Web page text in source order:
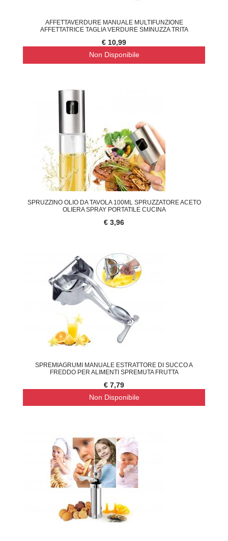
AFFETTAVERDURE MANUALE MULTIFUNZIONE
AFFETTATRICE TAGLIA VERDURE SMINUZZA TRITA
€ 10,99
Non Disponibile
SPRUZZINO OLIO DA TAVOLA 100ML SPRUZZATORE ACETO
OLIERA SPRAY PORTATILE CUCINA
€ 3,96
SPREMIAGRUMI MANUALE ESTRATTORE DI SUCCO A
FREDDO PER ALIMENTI SPREMUTA FRUTTA
€ 7,79
Non Disponibile